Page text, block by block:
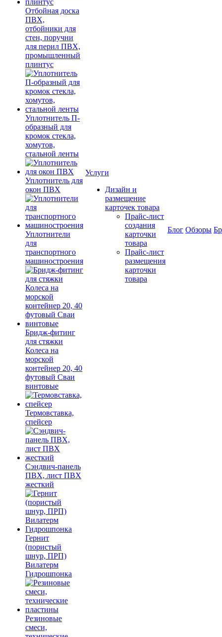
Отбойная доска
ПВХ,
отбойники для
стен, поручни
для перил ПВХ,
промышленный
плинтус
Уплотнитель П-
образный для
кромок стекла,
хомутов,
стальной ленты
Уплотнитель для
окон ПВХ
Уплотнители
для
транспортного
машиностроения
Бридж-фитинг
для стяжки
Колеса на
морской
контейнер 20, 40
футовый Сваи
винтовые
Термовставка,
спейсер
Сэндвич-панель
ПВХ, лист ПВХ
жесткий
Гернит
(пористый
шнур, ПРП)
Вилатерм
Гидрошпонка
Резиновые
смеси,
Услуги
Дизайн и
размещение
карточек товара
Прайс-лист
создания
карточки
товара
Прайс-лист
размещения
карточки
товара
Блог Обзоры